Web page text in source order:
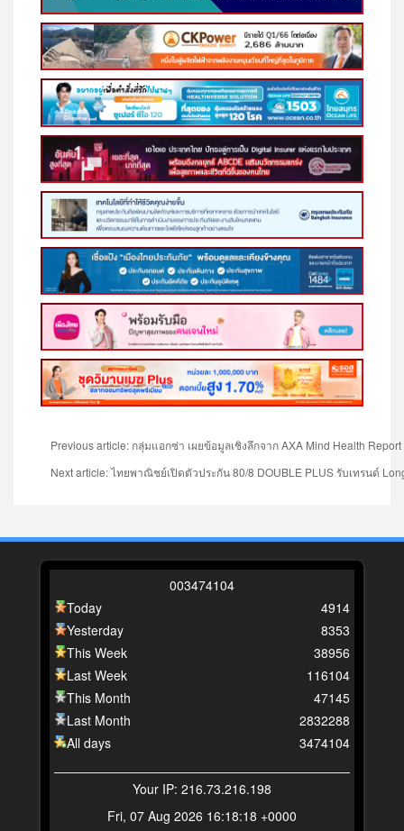
Previous article: กลุ่มแอกซ่า เผยข้อมูลเชิงลึกจาก AXA Mind Health
Next article: ไทยพาณิชย์เปิดตัวประกัน 80/8 DOUBLE PLUS รับเทรนด์
003474104
Today
Yesterday
This Week
Last Week
This Month
Last Month
All days
4914
8353
38956
116104
47145
2832288
3474104
Your IP: 216.73.216.198
Fri, 07 Aug 2026 16:18:18 +0000